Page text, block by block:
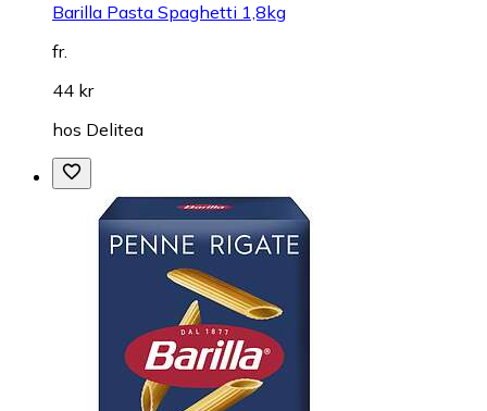
Barilla Pasta Spaghetti 1,8kg
fr.
44 kr
hos Delitea